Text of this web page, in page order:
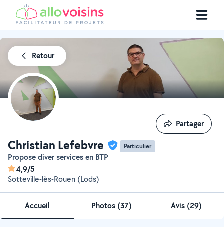
Retour
Christian Lefebvre Particulier
Propose diver services en BTP
4,9/5
Sotteville-lès-Rouen (Lods)
Partager
Partager
Accueil Photos (37) Avis (29)